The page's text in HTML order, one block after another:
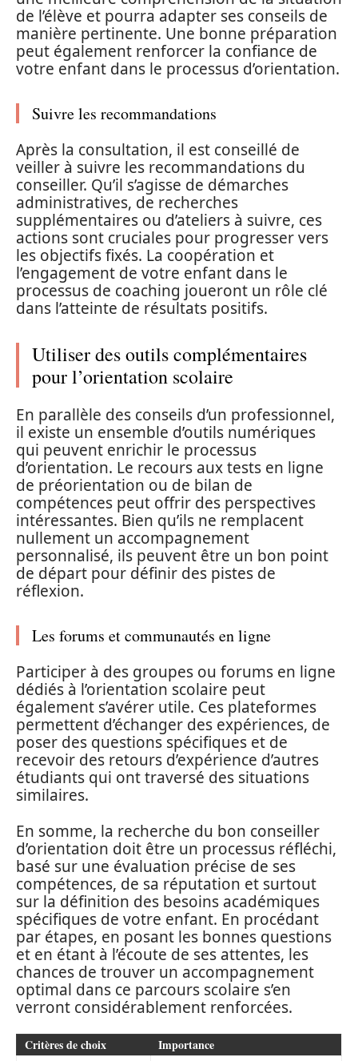
de l’élève et pourra adapter ses conseils de
manière pertinente. Une bonne préparation
peut également renforcer la confiance de
votre enfant dans le processus d’orientation.
Suivre les recommandations
Après la consultation, il est conseillé de
veiller à suivre les recommandations du
conseiller. Qu’il s’agisse de démarches
administratives, de recherches
supplémentaires ou d’ateliers à suivre, ces
actions sont cruciales pour progresser vers
les objectifs fixés. La coopération et
l’engagement de votre enfant dans le
processus de coaching joueront un rôle clé
dans l’atteinte de résultats positifs.
Utiliser des outils complémentaires
pour l’orientation scolaire
En parallèle des conseils d’un professionnel,
il existe un ensemble d’outils numériques
qui peuvent enrichir le processus
d’orientation. Le recours aux tests en ligne
de préorientation ou de bilan de
compétences peut offrir des perspectives
intéressantes. Bien qu’ils ne remplacent
nullement un accompagnement
personnalisé, ils peuvent être un bon point
de départ pour définir des pistes de
réflexion.
Les forums et communautés en ligne
Participer à des groupes ou forums en ligne
dédiés à l’orientation scolaire peut
également s’avérer utile. Ces plateformes
permettent d’échanger des expériences, de
poser des questions spécifiques et de
recevoir des retours d’expérience d’autres
étudiants qui ont traversé des situations
similaires.
En somme, la recherche du bon conseiller
d’orientation doit être un processus réfléchi,
basé sur une évaluation précise de ses
compétences, de sa réputation et surtout
sur la définition des besoins académiques
spécifiques de votre enfant. En procédant
par étapes, en posant les bonnes questions
et en étant à l’écoute de ses attentes, les
chances de trouver un accompagnement
optimal dans ce parcours scolaire s’en
verront considérablement renforcées.
Critères de choix Importance